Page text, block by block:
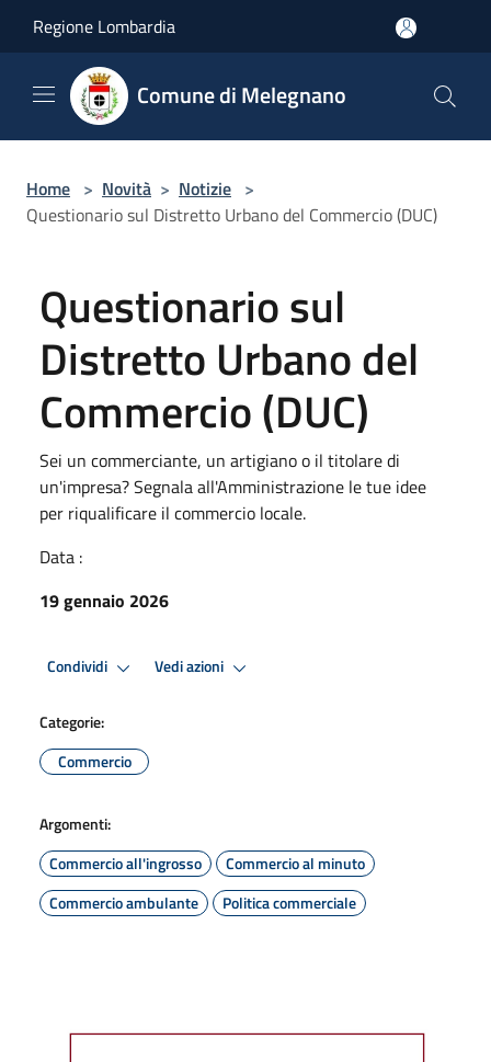
Regione Lombardia
Comune di Melegnano
Home > Novità > Notizie >
Questionario sul Distretto Urbano del Commercio (DUC)
Questionario sul
Distretto Urbano del
Commercio (DUC)
Sei un commerciante, un artigiano o il titolare di
un'impresa? Segnala all'Amministrazione le tue idee
per riqualificare il commercio locale.
Data :
19 gennaio 2026
Condividi Vedi azioni
Categorie:
Commercio
Argomenti:
Commercio all'ingrosso
Commercio al minuto
Commercio ambulante
Politica commerciale